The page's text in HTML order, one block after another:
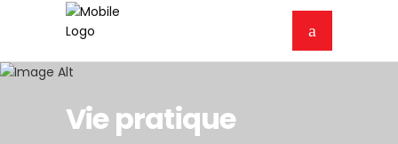
Vie pratique